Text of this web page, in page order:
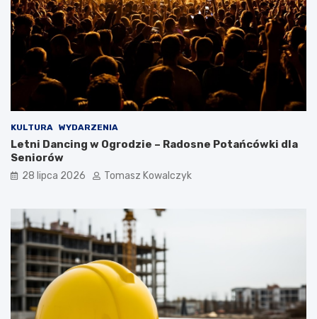
KULTURA WYDARZENIA
Letni Dancing w Ogrodzie – Radosne Potańcówki dla
Seniorów
28 lipca 2026 Tomasz Kowalczyk